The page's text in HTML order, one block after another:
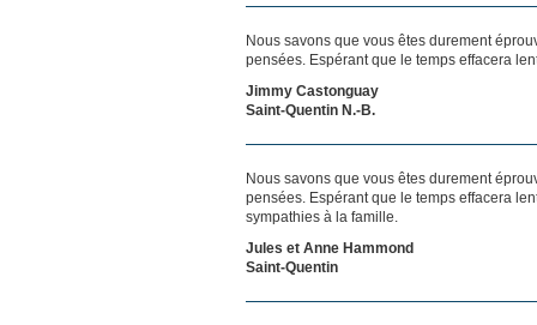
Nous savons que vous êtes durement
pensées. Espérant que le temps effacera
Jimmy Castonguay
Saint-Quentin N.-B.
Nous savons que vous êtes durement
pensées. Espérant que le temps effacera
sympathies à la famille.
Jules et Anne Hammond
Saint-Quentin